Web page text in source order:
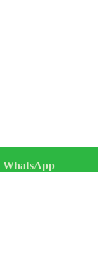
WhatsApp